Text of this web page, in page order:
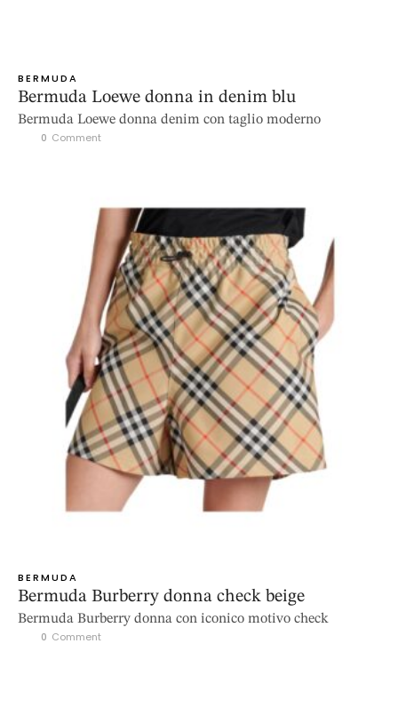
BERMUDA
Bermuda Loewe donna in denim blu
Bermuda Loewe donna denim con taglio moderno
0 Comment
BERMUDA
Bermuda Burberry donna check beige
Bermuda Burberry donna con iconico motivo check
0 Comment